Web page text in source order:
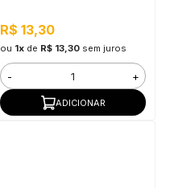
R$ 13,30
ou 1xde R$ 13,30 sem juros
- +
ADICIONAR